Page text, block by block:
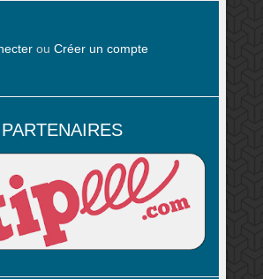
ou Créer un compte